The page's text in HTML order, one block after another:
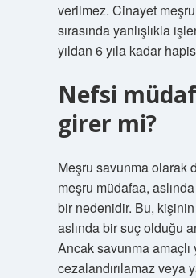
verilmez. Cinayet
sırasında yanlışlıkla
yıldan 6 yıla kadar
Nefsi
girer mi?
Meşru savunma olarak
meşru müdafaa,
bir nedenidir. Bu,
aslında bir suç olduğu
Ancak savunma amaçlı
cezalandırılamaz veya